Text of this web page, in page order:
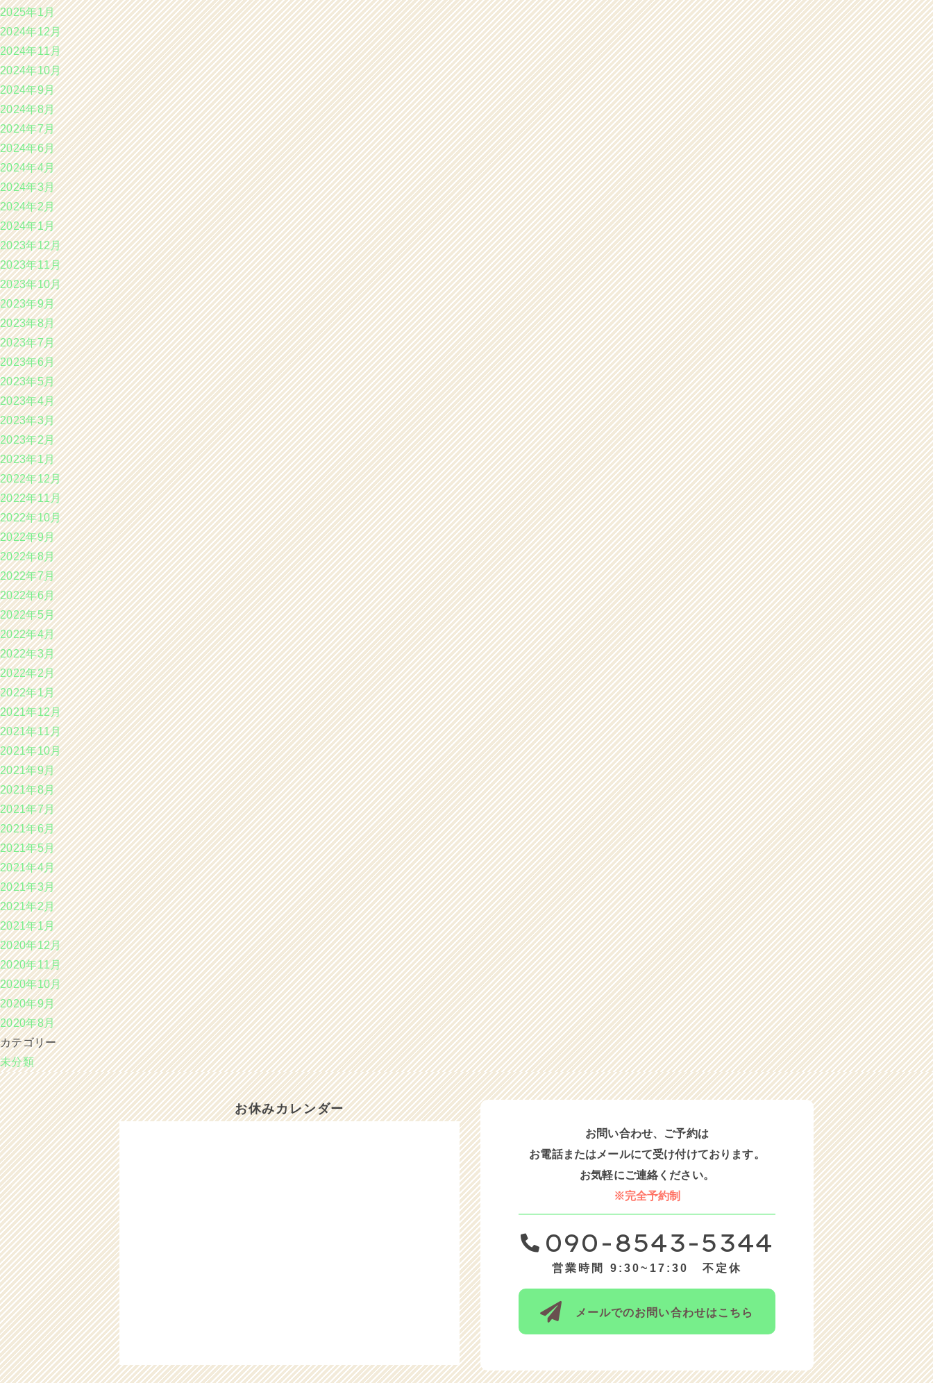
2025年1月
2024年12月
2024年11月
2024年10月
2024年9月
2024年8月
2024年7月
2024年6月
2024年4月
2024年3月
2024年2月
2024年1月
2023年12月
2023年11月
2023年10月
2023年9月
2023年8月
2023年7月
2023年6月
2023年5月
2023年4月
2023年3月
2023年2月
2023年1月
2022年12月
2022年11月
2022年10月
2022年9月
2022年8月
2022年7月
2022年6月
2022年5月
2022年4月
2022年3月
2022年2月
2022年1月
2021年12月
2021年11月
2021年10月
2021年9月
2021年8月
2021年7月
2021年6月
2021年5月
2021年4月
2021年3月
2021年2月
2021年1月
2020年12月
2020年11月
2020年10月
2020年9月
2020年8月
カテゴリー
未分類
お休みカレンダー
お問い合わせ、ご予約は
お電話または メールにて受け付けております。
お気軽にご連絡ください。
※完全予約制
090-8543-5344
営業時間 9:30~17:30 不定休
メールでのお問い合わせはこちら